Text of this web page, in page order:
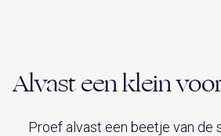
Alvast een klein
Proef alvast een beetje van de